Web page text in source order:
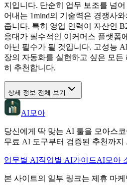
지입니다. 단순히 업무 보조를 넘
어내는 1mind의 기술력은 경쟁사
줍니다. 특히 영업 인력이 자산인
응대가 필수적인 이커머스 플랫폼
아닌 필수가 될 것입니다. 고성능
장의 자동화를 실현하고 싶은 모든
히 추천합니다.
상세 정보 전체 보기
AI모아
당신에게 딱 맞는 AI 툴을 모아스
무료 AI 도구부터 검증된 추천까지
업무별 AI직업별 AI가이드AI모아
본 사이트의 일부 링크는 제휴 마